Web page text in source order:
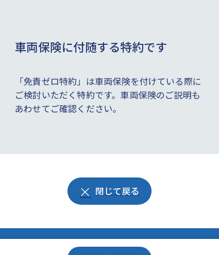
車両保険に付随する特約です
「免責ゼロ特約」は車両保険を付けている際に
ご検討いただく特約です。車両保険のご説明も
あわせてご確認ください。
閉じて戻る